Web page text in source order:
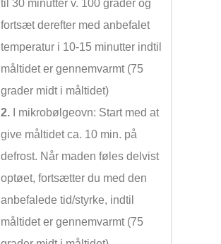
til 30 minutter v. 100 grader og
fortsæt derefter med anbefalet
temperatur i 10-15 minutter indtil
måltidet er gennemvarmt (75
grader midt i måltidet)
2.I mikrobølgeovn: Start med at
give måltidet ca. 10 min. på
defrost. Når maden føles delvist
optøet, fortsætter du med den
anbefalede tid/styrke, indtil
måltidet er gennemvarmt (75